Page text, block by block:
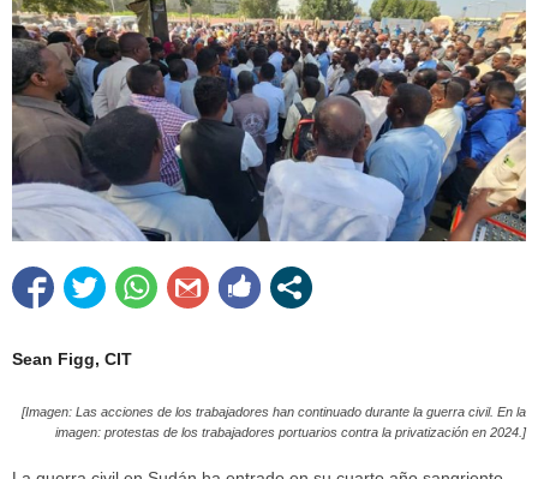
Sean Figg, CIT
[Imagen: Las acciones de los trabajadores han continuado durante la guerra civil. En la
imagen: protestas de los trabajadores portuarios contra la privatización en 2024.]